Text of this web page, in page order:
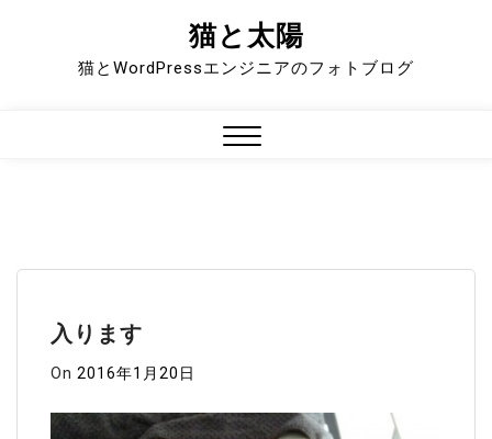
猫と太陽
猫とWordPressエンジニアのフォトブログ
入ります
On 2016年1月20日